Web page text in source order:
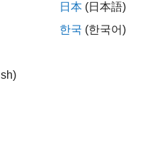
constexprオブジェクト、テ
ード ヘッダー ファイルでの
ような
ステートメ
日本 (日本語)
한국 (한국어)